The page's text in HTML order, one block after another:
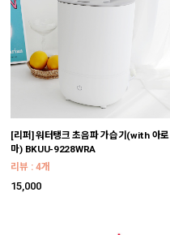
[리퍼] 워터탱크 초음파 가습기(with 아로
마) BKUU-9228WRA
리뷰 : 4개
15,000